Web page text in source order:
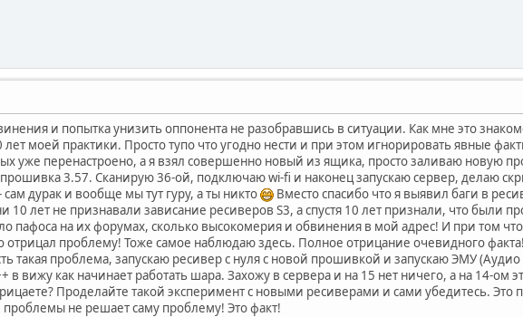
и попытка унизить оппонента не разобравшись в ситуации. Как мне это
моей практики. Просто тупо что угодно нести и при этом игнорировать явные
уже перенастроено, а я взял совершенно новый из ящика, просто заливаю новую
3.57. Сканирую 36-ой, подключаю wi-fi и наконец запускаю сервер, делаю
дурак и вообще мы тут гуру, а ты никто
Вместо спасибо что я выявил баги в
10 лет не признавали зависание ресиверов S3, а спустя 10 лет признали, что были
пафоса на их форумах, сколько высокомерия и обвинения в мой адрес! И при том
отрицал проблему! Тоже самое наблюдаю здесь. Полное отрицание очевидного факта!
такая проблема, запускаю ресивер с нуля с новой прошивкой и запускаю ЭМУ
в вижу как начинает работать шара. Захожу в сервера и на 15 нет ничего, а на 14-ом
Проделайте такой эксперимент с новыми ресиверами и сами убедитесь. Это
не решает саму проблему! Это факт!